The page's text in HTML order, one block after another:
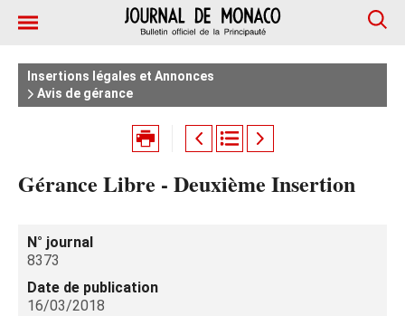
Insertions légales et Annonces
Avis de gérance
Gérance Libre - Deuxième Insertion
N° journal
8373
Date de publication
16/03/2018